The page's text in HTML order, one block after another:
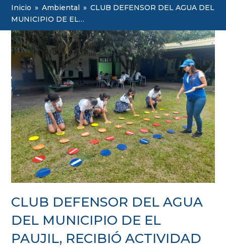
Inicio » Ambiental » CLUB DEFENSOR DEL AGUA DEL
MUNICIPIO DE EL…
CLUB DEFENSOR DEL AGUA
DEL MUNICIPIO DE EL
PAUJIL, RECIBIÓ ACTIVIDAD